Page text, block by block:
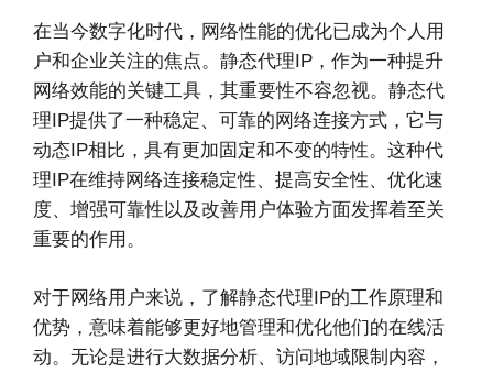
在当今数字化时代，网络性能的优化已成为个人用
户和企业关注的焦点。静态代理IP，作为一种提升
网络效能的关键工具，其重要性不容忽视。静态代
理IP提供了一种稳定、可靠的网络连接方式，它与
动态IP相比，具有更加固定和不变的特性。这种代
理IP在维持网络连接稳定性、提高安全性、优化速
度、增强可靠性以及改善用户体验方面发挥着至关
重要的作用。
对于网络用户来说，了解静态代理IP的工作原理和
优势，意味着能够更好地管理和优化他们的在线活
动。无论是进行大数据分析、访问地域限制内容，